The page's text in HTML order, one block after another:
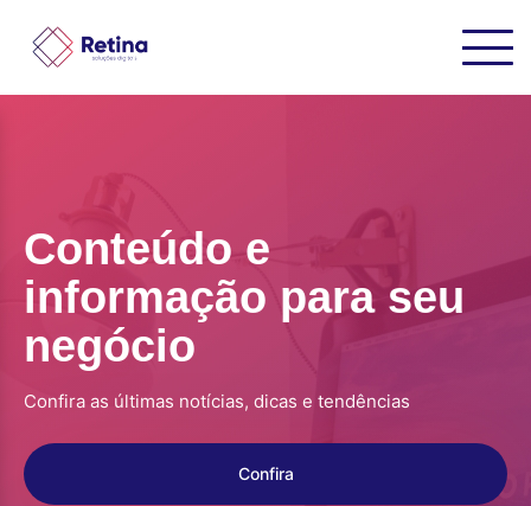
Conteúdo e
informação para seu
negócio
Confira as últimas notícias, dicas e tendências
Confira